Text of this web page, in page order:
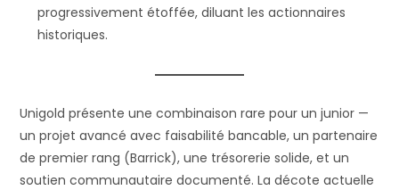
progressivement étoffée, diluant les actionnaires
historiques.
Unigold présente une combinaison rare pour un junior —
un projet avancé avec faisabilité bancable, un partenaire
de premier rang (Barrick), une trésorerie solide, et un
soutien communautaire documenté. La décote actuelle